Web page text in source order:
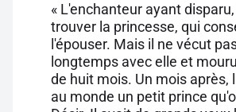
« L'enchanteur ayant
trouver la princesse, qui
l'épouser. Mais il ne vécut
longtemps avec elle et
de huit mois. Un mois après,
au monde un petit prince